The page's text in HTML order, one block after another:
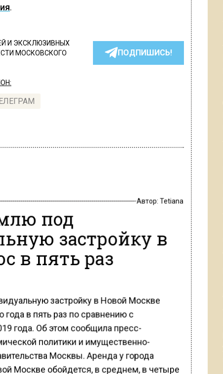
.
И ЭКСКЛЮЗИВНЫХ
МОСКОВСКОГО
ПОДПИШИСЬ!
Автор:Tetiana
под
застройку в
в пять раз
застройку в Новой Москве
в пять раз по сравнению с
года. Об этом сообщила пресс-
политики и имущественно-
Москвы. Аренда у города
Москве обойдется, в среднем, в четыре